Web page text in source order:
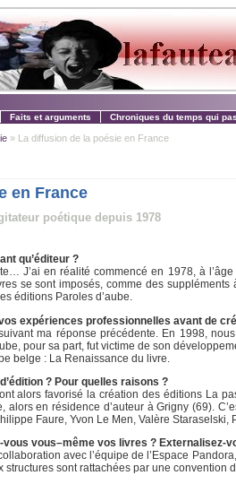
Faits et arguments Chroniques du temps qui
» La diffusion de la poésie en France
en France
poétique depuis 1978
qu’éditeur ?
J’ai en réalité commencé en 1978, à
se sont imposés, comme des
éditions Paroles d’aube.
expériences professionnelles avant de
ma réponse précédente. En 1998,
pour sa part, fut victime de son
belge : La Renaissance du livre.
? Pour quelles raisons ?
alors favorisé la création des éditions La
alors en résidence d’auteur à Grigny (69).
Faure, Yvon Le Men, Valère
vous vous–même vos livres ? Externalisez-
avec l’équipe de l’Espace
sont rattachées par une convention